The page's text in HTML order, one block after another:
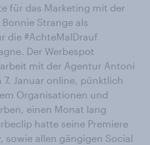
für das Marketing mit der
Strange als
die #AchteMalDrauf
Der Werbespot
mit der Agentur Antoni
7. Januar online, pünktlich
Organisationen und
einen Monat lang
hatte seine Premiere
sowie allen gängigen Social